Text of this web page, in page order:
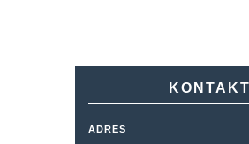
KONTAKT
ADRES